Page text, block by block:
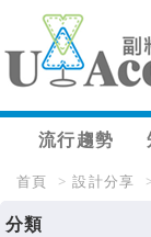
流行趨勢
首頁 > 設計分享
分類